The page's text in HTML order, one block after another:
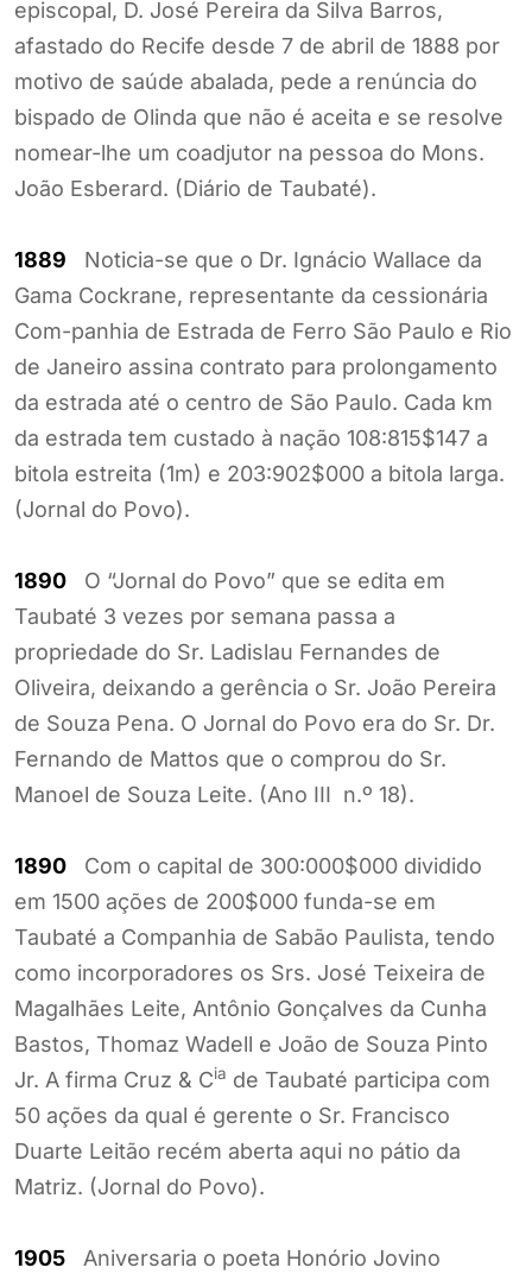
episcopal, D. José Pereira da Silva Barros,
afastado do Recife desde 7 de abril de 1888 por
motivo de saúde abalada, pede a renúncia do
bispado de Olinda que não é aceita e se resolve
nomear-lhe um coadjutor na pessoa do Mons.
João Esberard. (Diário de Taubaté).
1889 Noticia-se que o Dr. Ignácio Wallace da
Gama Cockrane, representante da cessionária
Com-panhia de Estrada de Ferro São Paulo e Rio
de Janeiro assina contrato para prolongamento
da estrada até o centro de São Paulo. Cada km
da estrada tem custado à nação 108:815$147 a
bitola estreita (1m) e 203:902$000 a bitola larga.
(Jornal do Povo).
1890 O “Jornal do Povo” que se edita em
Taubaté 3 vezes por semana passa a
propriedade do Sr. Ladislau Fernandes de
Oliveira, deixando a gerência o Sr. João Pereira
de Souza Pena. O Jornal do Povo era do Sr. Dr.
Fernando de Mattos que o comprou do Sr.
Manoel de Souza Leite. (Ano III n.º 18).
1890 Com o capital de 300:000$000 dividido
em 1500 ações de 200$000 funda-se em
Taubaté a Companhia de Sabão Paulista, tendo
como incorporadores os Srs. José Teixeira de
Magalhães Leite, Antônio Gonçalves da Cunha
Bastos, Thomaz Wadell e João de Souza Pinto
Jr. A firma Cruz & Cia de Taubaté participa com
50 ações da qual é gerente o Sr. Francisco
Duarte Leitão recém aberta aqui no pátio da
Matriz. (Jornal do Povo).
1905 Aniversaria o poeta Honório Jovino